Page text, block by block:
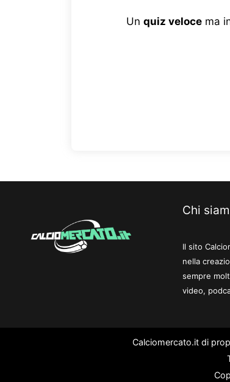
Un quiz velocema
Chi
Il sito
nella
sempre
video,
Calciomercato.it di